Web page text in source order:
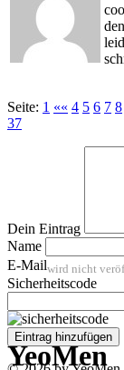
YeoMen
Seite: 1 «« 4 5 6 7 8
37
Dein Eintrag
Name
E-Mailwird nicht
Sicherheitscode
Eintrag hinzufügen